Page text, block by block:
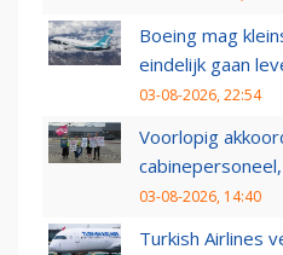
Boeing mag
eindelijk gaan
03-08-2026, 22:54
Voorlopig
03-08-2026, 14:40
Turkish Airlines